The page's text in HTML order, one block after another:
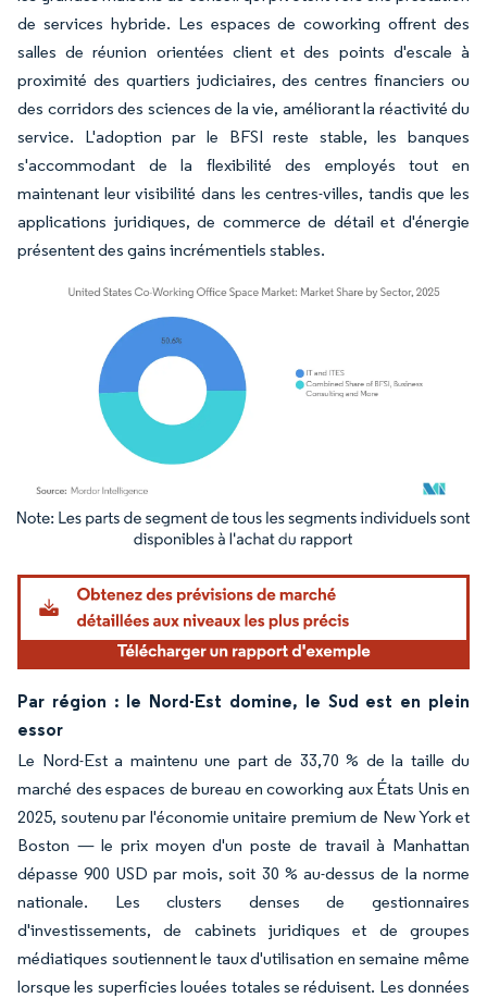
de services hybride. Les espaces de coworking offrent des
salles de réunion orientées client et des points d'escale à
proximité des quartiers judiciaires, des centres financiers ou
des corridors des sciences de la vie, améliorant la réactivité du
service. L'adoption par le BFSI reste stable, les banques
s'accommodant de la flexibilité des employés tout en
maintenant leur visibilité dans les centres-villes, tandis que les
applications juridiques, de commerce de détail et d'énergie
présentent des gains incrémentiels stables.
Image © Mordor Intelligence. La réutilisation nécessite une attribution sous CC BY
Par région : le Nord-Est domine, le Sud est en plein
essor
Le Nord-Est a maintenu une part de 33,70 % de la taille du
marché des espaces de bureau en coworking aux États Unis en
2025, soutenu par l'économie unitaire premium de New York et
Boston — le prix moyen d'un poste de travail à Manhattan
dépasse 900 USD par mois, soit 30 % au-dessus de la norme
nationale. Les clusters denses de gestionnaires
d'investissements, de cabinets juridiques et de groupes
médiatiques soutiennent le taux d'utilisation en semaine même
lorsque les superficies louées totales se réduisent. Les données